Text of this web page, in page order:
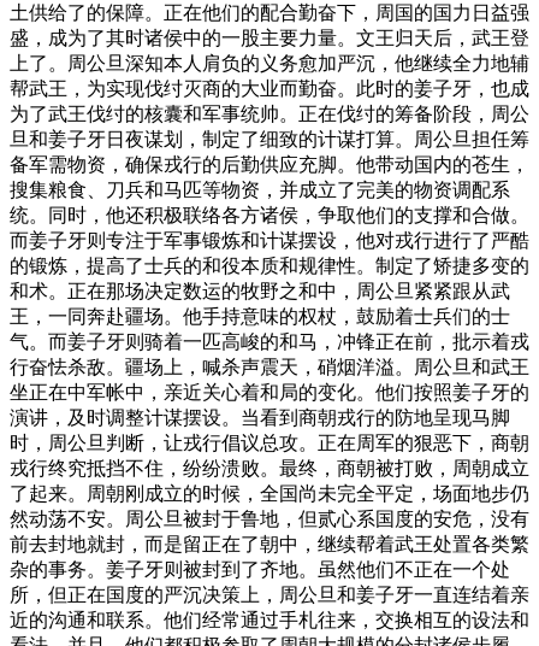
土供给了的保障。正在他们的配合勤奋下，周国的国力日益强
盛，成为了其时诸侯中的一股主要力量。文王归天后，武王登
上了。周公旦深知本人肩负的义务愈加严沉，他继续全力地辅
帮武王，为实现伐纣灭商的大业而勤奋。此时的姜子牙，也成
为了武王伐纣的核囊和军事统帅。正在伐纣的筹备阶段，周公
旦和姜子牙日夜谋划，制定了细致的计谋打算。周公旦担任筹
备军需物资，确保戎行的后勤供应充脚。他带动国内的苍生，
搜集粮食、刀兵和马匹等物资，并成立了完美的物资调配系
统。同时，他还积极联络各方诸侯，争取他们的支撑和合做。
而姜子牙则专注于军事锻炼和计谋摆设，他对戎行进行了严酷
的锻炼，提高了士兵的和役本质和规律性。制定了矫捷多变的
和术。正在那场决定数运的牧野之和中，周公旦紧紧跟从武
王，一同奔赴疆场。他手持意味的权杖，鼓励着士兵们的士
气。而姜子牙则骑着一匹高峻的和马，冲锋正在前，批示着戎
行奋怯杀敌。疆场上，喊杀声震天，硝烟洋溢。周公旦和武王
坐正在中军帐中，亲近关心着和局的变化。他们按照姜子牙的
演讲，及时调整计谋摆设。当看到商朝戎行的防地呈现马脚
时，周公旦判断，让戎行倡议总攻。正在周军的狠恶下，商朝
戎行终究抵挡不住，纷纷溃败。最终，商朝被打败，周朝成立
了起来。周朝刚成立的时候，全国尚未完全平定，场面地步仍
然动荡不安。周公旦被封于鲁地，但贰心系国度的安危，没有
前去封地就封，而是留正在了朝中，继续帮着武王处置各类繁
杂的事务。姜子牙则被封到了齐地。虽然他们不正在一个处
所，但正在国度的严沉决策上，周公旦和姜子牙一直连结着亲
近的沟通和联系。他们经常通过手札往来，交换相互的设法和